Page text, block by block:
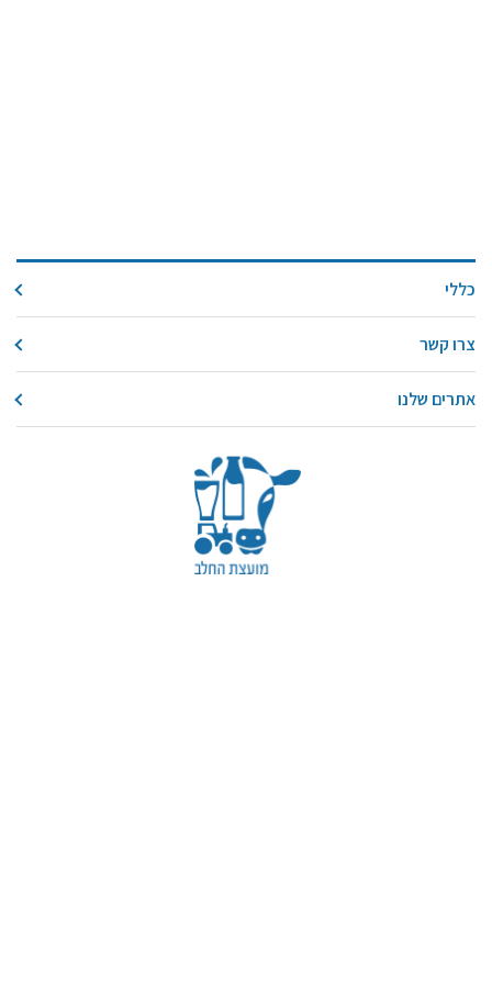
כללי
צרו קשר
אתרים שלנו